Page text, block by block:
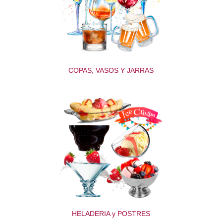
COPAS, VASOS Y JARRAS
HELADERIA y POSTRES